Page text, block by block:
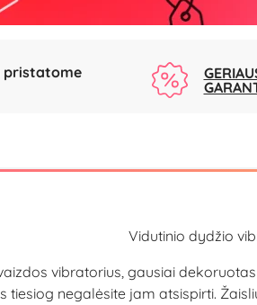
pristatome
Vidutinio dydžio
vibratorius, gausiai
tiesiog negalėsite jam atsispirti.